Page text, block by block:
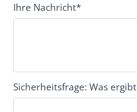
Ihre Nachricht*
Sicherheitsfrage: Was ergibt